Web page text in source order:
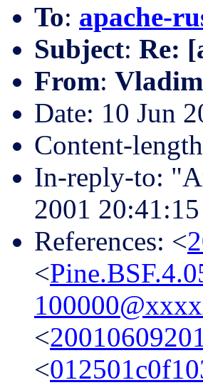
To: apache-
Subject: Re:
From:
Date: 10 Jun
Content-
In-reply-to:
2001
References: <
<
<
<